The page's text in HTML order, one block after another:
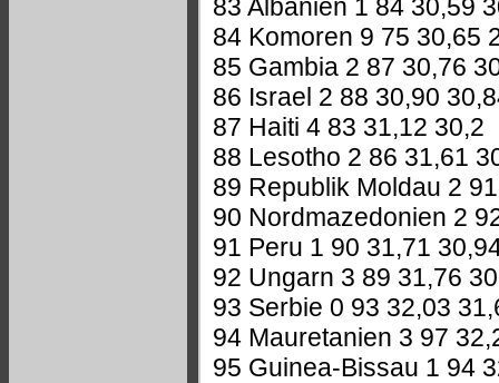
83 Albanien 1 84 30,59
84 Komoren 9 75 30,65
85 Gambia 2 87 30,76
86 Israel 2 88 30,90
87 Haiti 4 83 31,12 30,2
88 Lesotho 2 86 31,61
89 Republik Moldau 2
90 Nordmazedonien 2
91 Peru 1 90 31,71
92 Ungarn 3 89 31,76
93 Serbie 0 93 32,03
94 Mauretanien 3 97
95 Guinea-Bissau 1 94